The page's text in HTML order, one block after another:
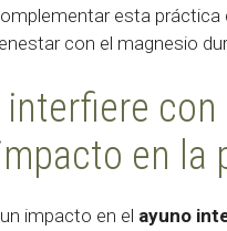
esta
con el magnesio
interfiere
en la
impacto en el ayuno